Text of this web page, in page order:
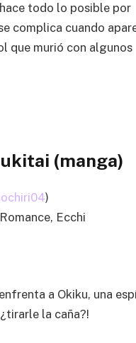
todo lo posible por
complica cuando
que murió con algunos
(manga)
)
Ecchi
a Okiku, una
la caña?!